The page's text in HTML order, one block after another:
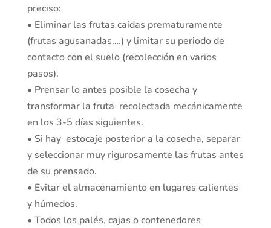
preciso:
• Eliminar las frutas caídas prematuramente
(frutas agusanadas….) y limitar su periodo de
contacto con el suelo (recolección en varios
pasos).
• Prensar lo antes posible la cosecha y
transformar la fruta recolectada mecánicamente
en los 3-5 días siguientes.
• Si hay estocaje posterior a la cosecha, separar
y seleccionar muy rigurosamente las frutas antes
de su prensado.
• Evitar el almacenamiento en lugares calientes
y húmedos.
• Todos los palés, cajas o contenedores